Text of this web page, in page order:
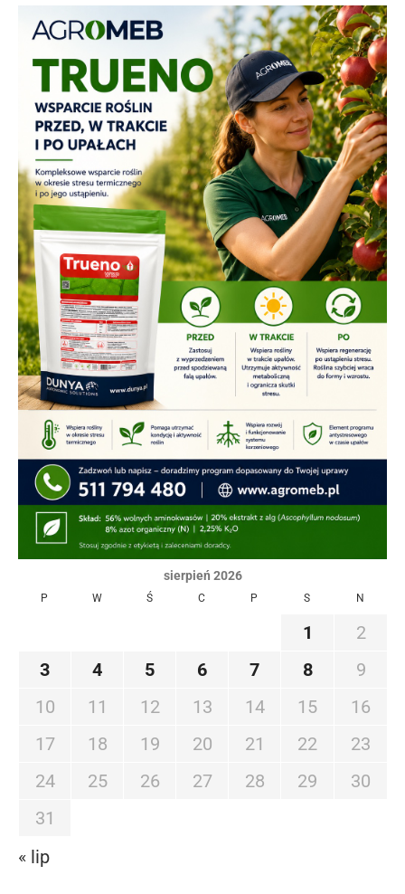
sierpień 2026
P W Ś C P S N
1
2
3
4 5 6 7 8
9
10
11 12 13 14 15
16
17
18 19 20 21 22
23
24
25 26 27 28 29
30
31
« lip